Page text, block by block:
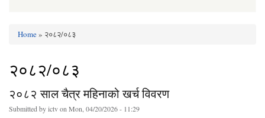
Home» २०८२/०८३
२०८२/०८३
२०८२ साल चैत्र महिनाको खर्च विवरण
Submitted byictvon Mon, 04/20/2026 - 11:29